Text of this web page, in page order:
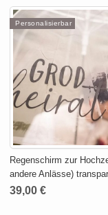
Personalisierbar
Regenschirm zur
andere Anlässe)
39,00 €